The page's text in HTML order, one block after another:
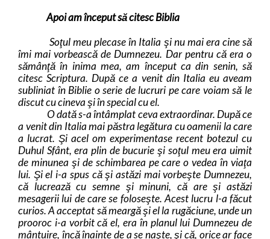
Apoi am început să citesc Biblia
Soţul meu plecase în Italia şi nu mai era cine să
îmi mai vorbească de Dumnezeu. Dar pentru că era o
sămânţă în inima mea, am început ca din senin, să
citesc Scriptura. După ce a venit din Italia eu aveam
subliniat în Biblie o serie de lucruri pe care voiam să le
discut cu cineva şi în special cu el.
O dată s-a întâmplat ceva extraordinar. După ce
a venit din Italia mai păstra legătura cu oamenii la care
a lucrat. Şi acel om experimentase recent botezul cu
Duhul Sfânt, era plin de bucurie şi soţul meu era uimit
de minunea şi de schimbarea pe care o vedea în viaţa
lui. Şi el i-a spus că şi astăzi mai vorbeşte Dumnezeu,
că lucrează cu semne şi minuni, că are şi astăzi
mesagerii lui de care se foloseşte. Acest lucru l-a făcut
curios. A acceptat să meargă şi el la rugăciune, unde un
prooroc i-a vorbit că el, era în planul lui Dumnezeu de
mântuire, încă înainte de a se naşte, şi că, orice ar face